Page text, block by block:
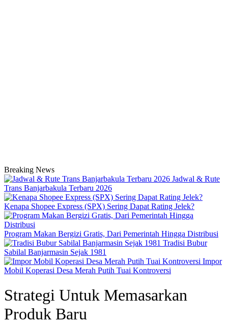
Breaking News
Jadwal & Rute
Trans Banjarbakula Terbaru 2026
Kenapa Shopee Express (SPX) Sering Dapat Rating Jelek?
Program Makan Bergizi Gratis, Dari Pemerintah Hingga Distribusi
Tradisi Bubur
Sabilal Banjarmasin Sejak 1981
Impor
Mobil Koperasi Desa Merah Putih Tuai Kontroversi
Strategi Untuk Memasarkan
Produk Baru